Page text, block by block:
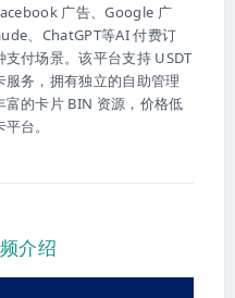
广告、Google 广
、ChatGPT等AI 付费订
付场景。该平台支持 USDT
务，拥有独立的自助管理
的卡片 BIN 资源，价格低
台。
介绍